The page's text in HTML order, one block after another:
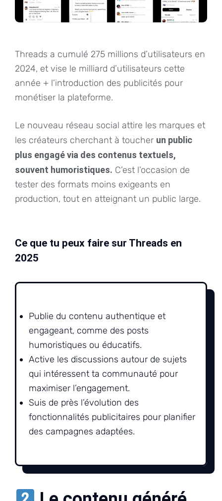
Threads a cumulé 275 millions d’utilisateurs en
2024, et vise le milliard d’utilisateurs cette
année + l’introduction des publicités pour
monétiser la plateforme.
Le nouveau réseau social attire les marques et
les créateurs cherchant à toucher un public
plus engagé via des contenus textuels,
souvent humoristiques. C’est l’occasion de
tester des formats moins exigeants en
production, tout en atteignant un public large.
Ce que tu peux faire sur Threads en
2025
Publie du contenu authentique et
engageant, comme des posts
humoristiques ou éducatifs.
Active les discussions autour de sujets
qui intéressent ta communauté pour
maximiser l’engagement.
Suis de près l’évolution des
fonctionnalités publicitaires pour planifier
des campagnes adaptées.